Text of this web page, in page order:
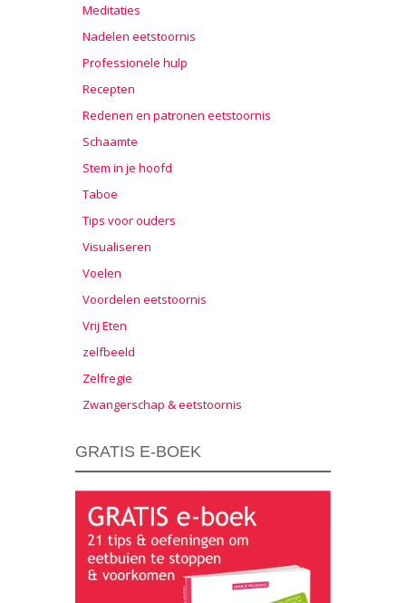
Meditaties
Nadelen eetstoornis
Professionele hulp
Recepten
Redenen en patronen eetstoornis
Schaamte
Stem in je hoofd
Taboe
Tips voor ouders
Visualiseren
Voelen
Voordelen eetstoornis
Vrij Eten
zelfbeeld
Zelfregie
Zwangerschap & eetstoornis
GRATIS E-BOEK